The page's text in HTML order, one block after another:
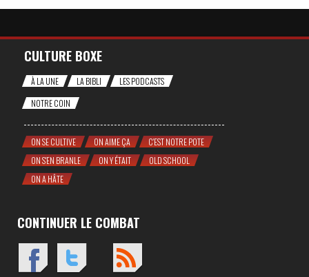
CULTURE BOXE
À LA UNE LA BIBLI
LES PODCASTS
NOTRE COIN
ON SE CULTIVE ON AIME ÇA
C'EST NOTRE POTE
ON S'EN BRANLE
ON Y ÉTAIT
OLD SCHOOL
ON A HÂTE
CONTINUER LE COMBAT